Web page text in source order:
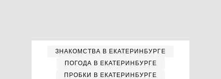
ЗНАКОМСТВА В ЕКАТЕРИНБУРГЕ
ПОГОДА В ЕКАТЕРИНБУРГЕ
ПРОБКИ В ЕКАТЕРИНБУРГЕ